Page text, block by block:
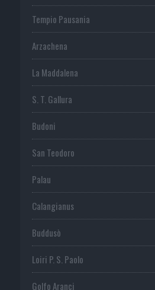
Tempio Pausania
Arzachena
La Maddalena
S. T. Gallura
Budoni
San Teodoro
Palau
Calangianus
Buddusò
Loiri P. S. Paolo
Golfo Aranci